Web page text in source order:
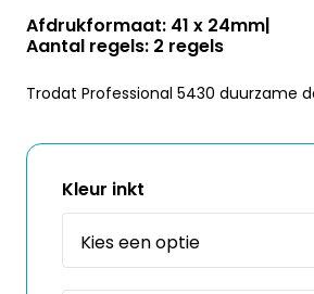
Afdrukformaat: 41 x 24mm
Aantal regels: 2 regels
Trodat Professional 5430 duurzame
Kleur inkt